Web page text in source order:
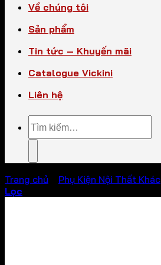
Về chúng tôi
Sản phẩm
Tin tức – Khuyến mãi
Catalogue Vickini
Liên hệ
Tìm
kiếm:
Trang chủ Phụ Kiện Nội Thất Khác
Lọc